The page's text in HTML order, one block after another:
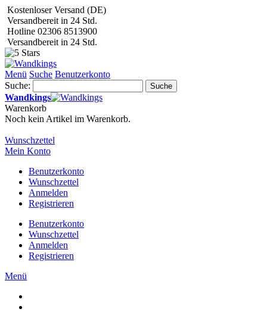
Kostenloser Versand (DE)
Versandbereit in 24 Std.
Hotline 02306 8513900
Versandbereit in 24 Std.
Menü Suche Benutzerkonto
Suche:
Suche
Wandkings
Warenkorb
Noch kein Artikel im Warenkorb.
Wunschzettel
Mein Konto
Benutzerkonto
Wunschzettel
Anmelden
Registrieren
Benutzerkonto
Wunschzettel
Anmelden
Registrieren
Menü